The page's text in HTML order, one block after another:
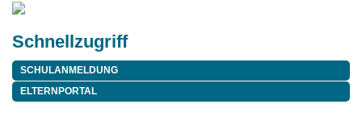
Schnellzugriff
SCHULANMELDUNG
ELTERNPORTAL